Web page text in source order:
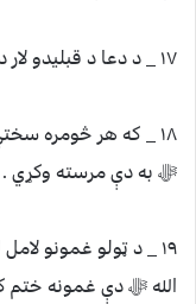
۱۷ _ د دعا د قبلیدو لار دې د ګناه په وسیله مه تړه .
۱۸ _ که هر څومره
ﷻ به دې مرسته وکړي .
۱۹ _ د ټولو غمونو
الله ﷻ دې غمونه ختم